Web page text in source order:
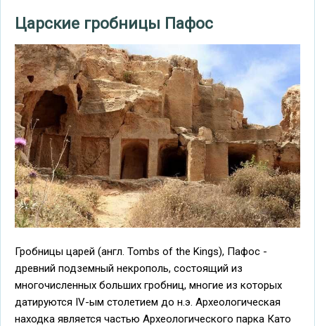
Царские гробницы Пафос
Гробницы царей (англ. Tombs of the Kings), Пафос -
древний подземный некрополь, состоящий из
многочисленных больших гробниц, многие из которых
датируются IV-ым столетием до н.э. Археологическая
находка является частью Археологического парка Като